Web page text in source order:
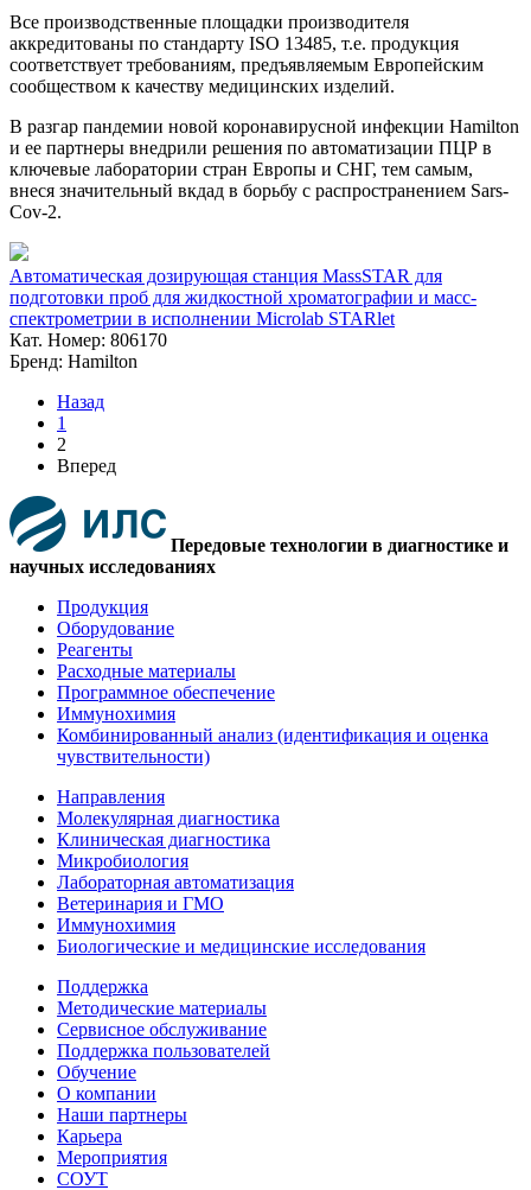
Все производственные площадки производителя
аккредитованы по стандарту ISO 13485, т.е. продукция
соответствует требованиям, предъявляемым Европейским
сообществом к качеству медицинских изделий.
В разгар пандемии новой коронавирусной инфекции Hamilton
и ее партнеры внедрили решения по автоматизации ПЦР в
ключевые лаборатории стран Европы и СНГ, тем самым,
внеся значительный вкдад в борьбу с распространением Sars-
Cov-2.
Автоматическая дозирующая станция MassSTAR для
подготовки проб для жидкостной хроматографии и масс-
спектрометрии в исполнении Microlab STARlet
Кат. Номер: 806170
Бренд: Hamilton
Назад
1
2
Вперед
Передовые технологии в диагностике и
научных исследованиях
Продукция
Оборудование
Реагенты
Расходные материалы
Программное обеспечение
Иммунохимия
Комбинированный анализ (идентификация и оценка
чувствительности)
Направления
Молекулярная диагностика
Клиническая диагностика
Микробиология
Лабораторная автоматизация
Ветеринария и ГМО
Иммунохимия
Биологические и медицинские исследования
Поддержка
Методические материалы
Сервисное обслуживание
Поддержка пользователей
Обучение
О компании
Наши партнеры
Карьера
Мероприятия
СОУТ